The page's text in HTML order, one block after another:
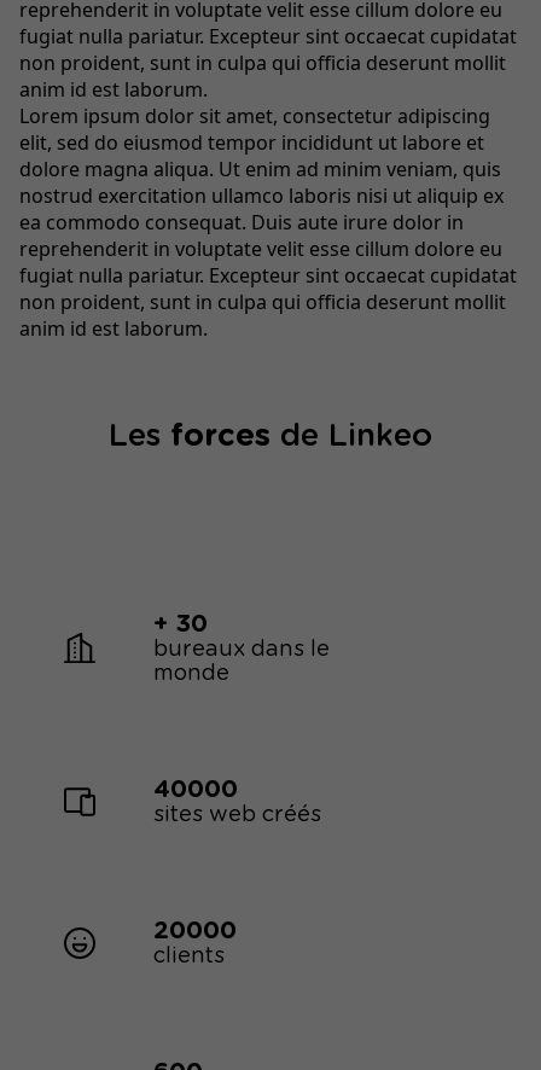
reprehenderit in voluptate velit esse cillum dolore eu
fugiat nulla pariatur. Excepteur sint occaecat cupidatat
non proident, sunt in culpa qui officia deserunt mollit
anim id est laborum.
Lorem ipsum dolor sit amet, consectetur adipiscing
elit, sed do eiusmod tempor incididunt ut labore et
dolore magna aliqua. Ut enim ad minim veniam, quis
nostrud exercitation ullamco laboris nisi ut aliquip ex
ea commodo consequat. Duis aute irure dolor in
reprehenderit in voluptate velit esse cillum dolore eu
fugiat nulla pariatur. Excepteur sint occaecat cupidatat
non proident, sunt in culpa qui officia deserunt mollit
anim id est laborum.
Les forces de Linkeo
+ 30
bureaux dans le
monde
40000
sites web créés
20000
clients